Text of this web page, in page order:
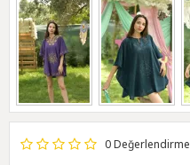
0 Değerlendirme